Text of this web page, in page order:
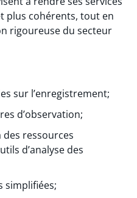
plus cohérents, tout en
rigoureuse du secteur
sur l’enregistrement;
d’observation;
ressources
d’analyse des
simplifiées;